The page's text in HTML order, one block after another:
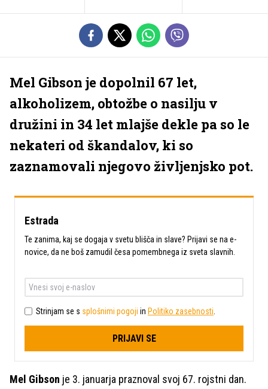
Mel Gibson je dopolnil 67 let,
alkoholizem, obtožbe o nasilju v
družini in 34 let mlajše dekle pa so le
nekateri od škandalov, ki so
zaznamovali njegovo življenjsko pot.
Estrada
Te zanima, kaj se dogaja v svetu blišča in slave? Prijavi se na e-
novice, da ne boš zamudil česa pomembnega iz sveta slavnih.
Strinjam se s splošnimi pogoji in Politiko zasebnosti
PRIJAVI SE
Mel Gibson je 3. januarja praznoval svoj 67. rojstni dan.